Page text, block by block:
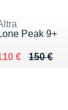
Peak 9+
150 €
lieu de 150 €
€ 110 €